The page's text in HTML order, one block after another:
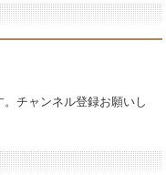
チャンネル登録お願いし